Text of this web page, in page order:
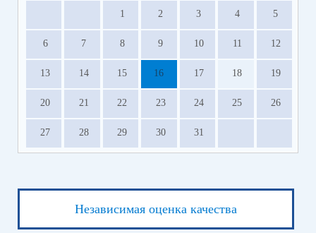
1 2 3 4 5
6 7 8 9 10 11 12
13 14 15 16 17 18 19
20 21 22 23 24 25 26
27 28 29 30 31
Независимая оценка качества